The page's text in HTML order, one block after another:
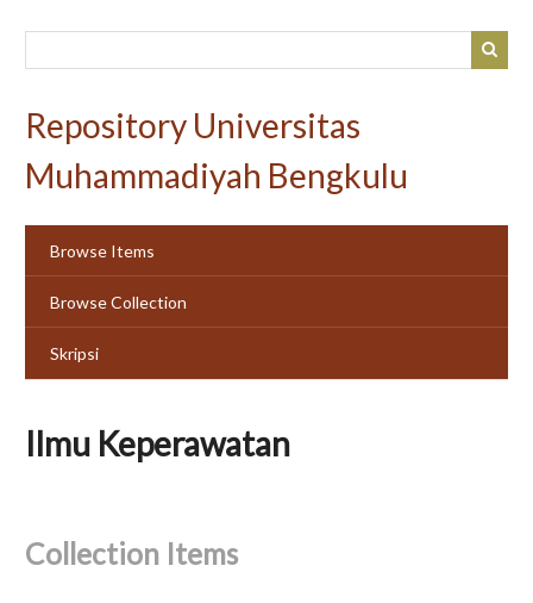
Repository Universitas
Muhammadiyah Bengkulu
Browse Items
Browse Collection
Skripsi
Ilmu Keperawatan
Collection Items